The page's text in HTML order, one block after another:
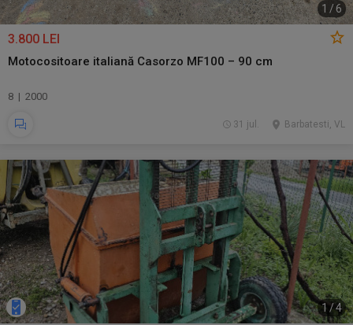
1 /6
3.800 LEI
Motocositoare italiană Casorzo MF100 – 90 cm
8 | 2000
Barbatesti, VL
31 jul.
1 /4